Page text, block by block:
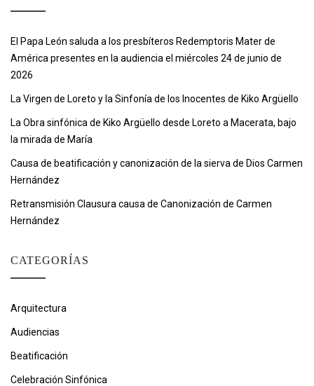
El Papa León saluda a los presbíteros Redemptoris Mater de
América presentes en la audiencia el miércoles 24 de junio de
2026
La Virgen de Loreto y la Sinfonía de los Inocentes de Kiko Argüello
La Obra sinfónica de Kiko Argüello desde Loreto a Macerata, bajo
la mirada de María
Causa de beatificación y canonización de la sierva de Dios Carmen
Hernández
Retransmisión Clausura causa de Canonización de Carmen
Hernández
CATEGORÍAS
Arquitectura
Audiencias
Beatificación
Celebración Sinfónica